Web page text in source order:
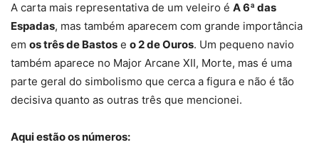
A carta mais representativa de um veleiro é A 6ª das
Espadas, mas também aparecem com grande importância
em os três de Bastos e o 2 de Ouros. Um pequeno navio
também aparece no Major Arcane XII, Morte, mas é uma
parte geral do simbolismo que cerca a figura e não é tão
decisiva quanto as outras três que mencionei.
Aqui estão os números: